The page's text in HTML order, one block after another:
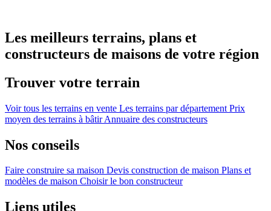
Les meilleurs terrains, plans et
constructeurs de maisons de votre région
Trouver votre terrain
Voir tous les terrains en vente Les terrains par département Prix
moyen des terrains à bâtirAnnuaire des constructeurs
Nos conseils
Faire construire sa maison Devis construction de maison Plans et
modèles de maison Choisir le bon constructeur
Liens utiles